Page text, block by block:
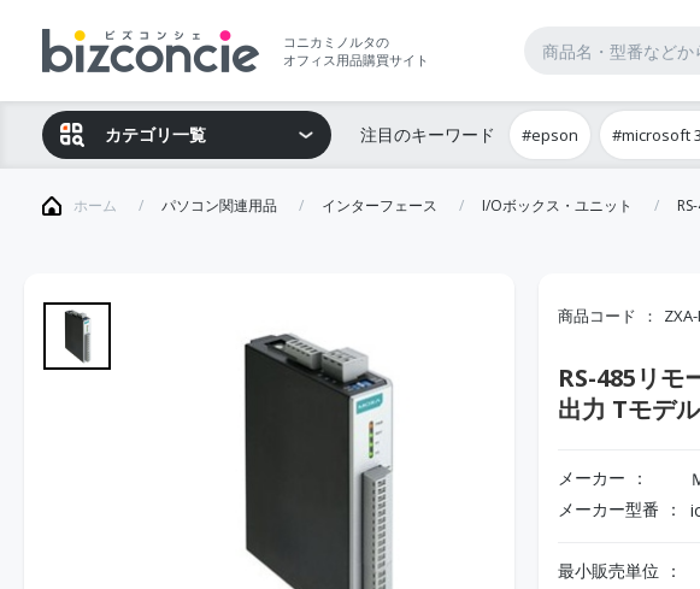
コニカミノルタの
オフィス用品購買サイト
カテゴリ一覧 注目のキーワード #epson #microsoft
ホーム パソコン関連用品 インターフェース I/Oボックス・ユニット
商品コード
RS-485リモ
出力 Tモデル
メーカー
メーカー型番
最小販売単位